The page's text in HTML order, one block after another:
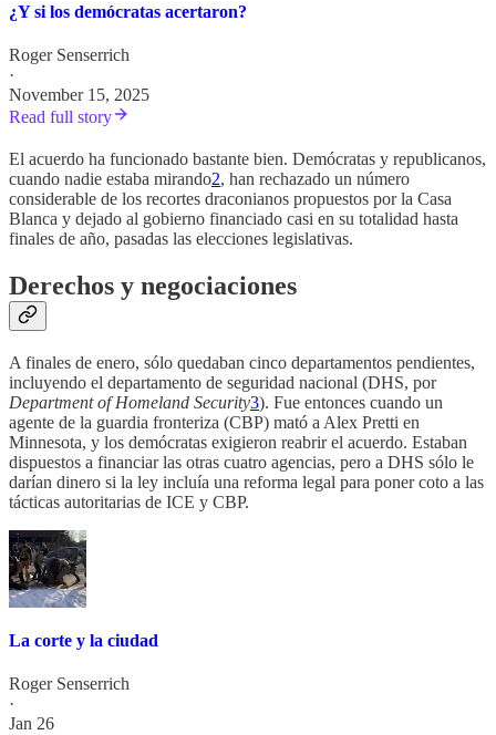
¿Y si los demócratas acertaron?
Roger Senserrich
·
November 15, 2025
Read full story
El acuerdo ha funcionado bastante bien. Demócratas y republicanos,
cuando nadie estaba mirando2, han rechazado un número
considerable de los recortes draconianos propuestos por la Casa
Blanca y dejado al gobierno financiado casi en su totalidad hasta
finales de año, pasadas las elecciones legislativas.
Derechos y negociaciones
A finales de enero, sólo quedaban cinco departamentos pendientes,
incluyendo el departamento de seguridad nacional (DHS, por
Department of Homeland Security3). Fue entonces cuando un
agente de la guardia fronteriza (CBP) mató a Alex Pretti en
Minnesota, y los demócratas exigieron reabrir el acuerdo. Estaban
dispuestos a financiar las otras cuatro agencias, pero a DHS sólo le
darían dinero si la ley incluía una reforma legal para poner coto a las
tácticas autoritarias de ICE y CBP.
La corte y la ciudad
Roger Senserrich
·
Jan 26